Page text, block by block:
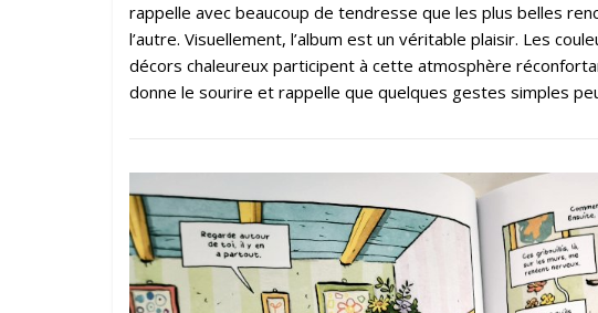
rappelle avec beaucoup de tendresse que les plus belles
l’autre. Visuellement, l’album est un véritable plaisir. Les
décors chaleureux participent à cette atmosphère
donne le sourire et rappelle que quelques gestes simples